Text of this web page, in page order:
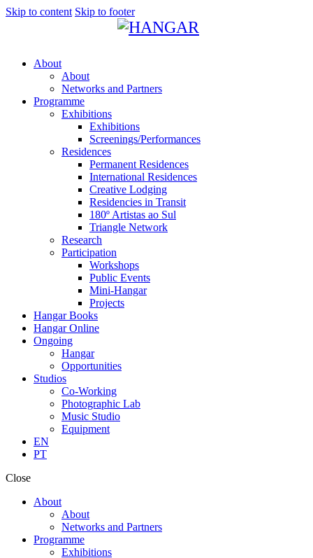
Skip to content Skip to footer
About
About
Networks and Partners
Programme
Exhibitions
Exhibitions
Screenings/Performances
Residences
Permanent Residences
International Residences
Creative Lodging
Residencies in Transit
180º Artistas ao Sul
Triangle Network
Research
Participation
Workshops
Public Events
Mini-Hangar
Projects
Hangar Books
Hangar Online
Ongoing
Hangar
Opportunities
Studios
Co-Working
Photographic Lab
Music Studio
Equipment
EN
PT
Close
About
About
Networks and Partners
Programme
Exhibitions